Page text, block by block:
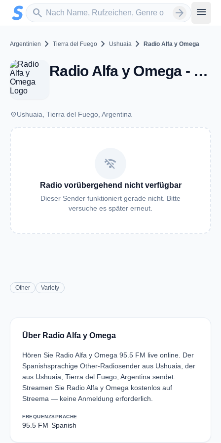
Zum Hauptinhalt springen
search
Sender suchen arrow_forward menu
Argentinien chevron_right Tierra del Fuego chevron_right Ushuaia chevron_right Radio Alfa y Omega
Radio Alfa y Omega - FM 95.5 - Ushuaia
placeUshuaia, Tierra del Fuego, Argentina
wifi_off
Radio vorübergehend nicht verfügbar
Dieser Sender funktioniert gerade nicht. Bitte
versuche es später erneut.
Other Variety
Über Radio Alfa y Omega
Hören Sie Radio Alfa y Omega 95.5 FM live online. Der
Spanishsprachige Other-Radiosender aus Ushuaia, der
aus Ushuaia, Tierra del Fuego, Argentina sendet.
Streamen Sie Radio Alfa y Omega kostenlos auf
Streema — keine Anmeldung erforderlich.
FREQUENZ
95.5 FM
SPRACHE
Spanish